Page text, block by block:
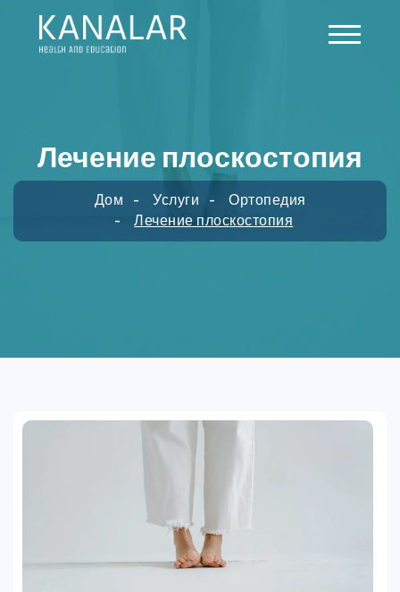
Лечение плоскостопия
Дом Услуги
Ортопедия
Лечение плоскостопия